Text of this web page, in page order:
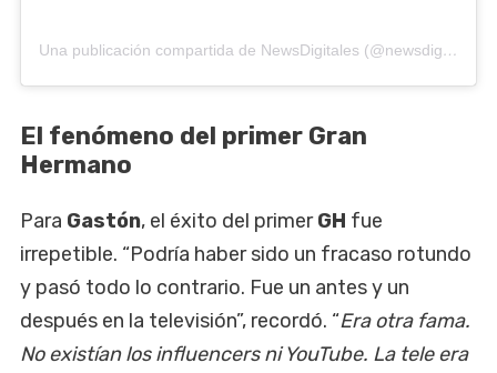
Una publicación compartida de NewsDigitales (@newsdigitales)
El fenómeno del primer Gran
Hermano
Para Gastón, el éxito del primerGH fue
irrepetible. “Podría haber sido un fracaso rotundo
y pasó todo lo contrario. Fue un antes y un
después en la televisión”, recordó. “Era otra fama.
No existían los influencers ni YouTube. La tele era